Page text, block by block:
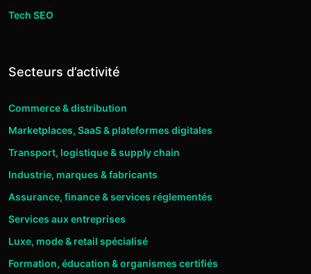
Tech SEO
Secteurs d’activité
Commerce & distribution
Marketplaces, SaaS & plateformes digitales
Transport, logistique & supply chain
Industrie, marques & fabricants
Assurance, finance & services réglementés
Services aux entreprises
Luxe, mode & retail spécialisé
Formation, éducation & organismes certifiés